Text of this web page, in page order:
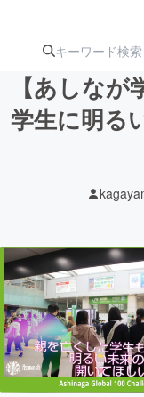
テクノロ
映像・映
ビジネス
【あしな
学生に明る